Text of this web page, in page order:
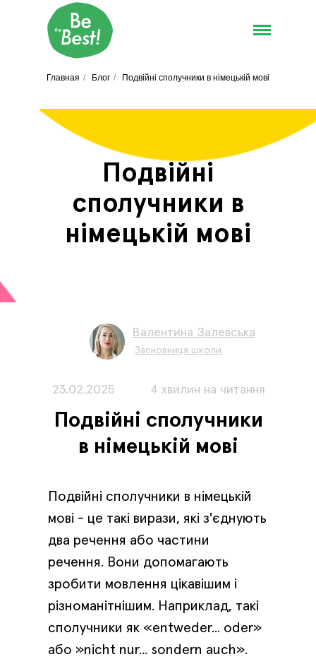
Главная / Блог / Подвійні сполучники в німецькій мові
Подвійні
сполучники в
німецькій мові
23.02.2025 4 хвилин на читання
Подвійні сполучники
в німецькій мові
Валентина Залевська
Засновниця школи
Подвійні сполучники в німецькій
мові - це такі вирази, які з'єднують
два речення або частини
речення. Вони допомагають
зробити мовлення цікавішим і
різноманітнішим. Наприклад, такі
сполучники як «entweder... oder»
або »nicht nur... sondern auch».